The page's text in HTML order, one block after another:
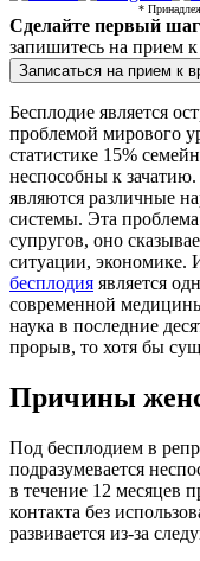
*
Сделайте первый шаг
запишитесь на прием к
Записаться на прием к
Бесплодие является
проблемой мирового
статистике 15%
неспособны к
являются различные
системы. Эта
супругов, оно
ситуации, экономике.
бесплодия является
современной
наука в последние
прорыв, то хотя бы
Причины
Под бесплодием в
подразумевается
в течение 12 месяцев
контакта без
развивается из-за